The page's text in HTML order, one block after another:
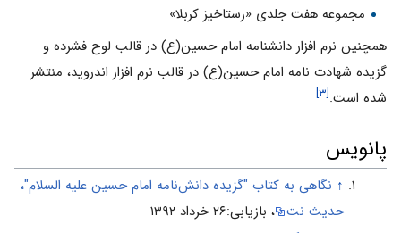
مجموعه هفت جلدی «رستاخیز کربلا»
همچنین نرم افزار دانشنامه امام حسین(ع) در قالب لوح فشرده و
گزیده شهادت نامه امام حسین(ع) در قالب نرم افزار اندروید، منتشر
شده است.[۳]
پانویس
↑ نگاهی به کتاب "گزیده دانش‌نامه امام حسین علیه السلام"،
حدیث نت ، بازیابی:۲۶ خرداد ۱۳۹۲